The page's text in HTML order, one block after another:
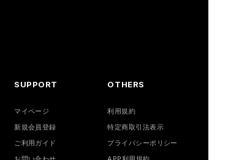
SUPPORT
マイページ
新規会員登録
ご利用ガイド
OTHERS
利用規約
特定商取引法表示
プライバシーポリシー